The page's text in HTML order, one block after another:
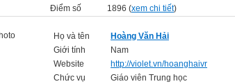
Điểm số
1896 (xem chi tiết)
Họ và tên
Hoàng Văn Hải
Giới tính
Nam
Website
http://violet.vn/hoanghaivr
Chức vụ
Giáo viên Trung học